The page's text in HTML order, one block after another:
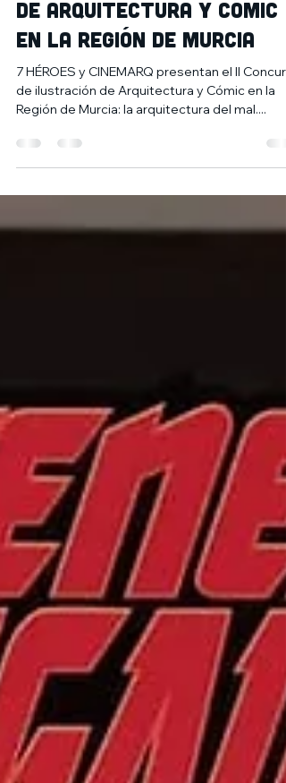
II Concurso de ilustración
de Arquitectura y Cómic
en la Región de Murcia
7 HÉROES y CINEMARQ presentan el II
Región de Murcia: la arquitectura del mal....